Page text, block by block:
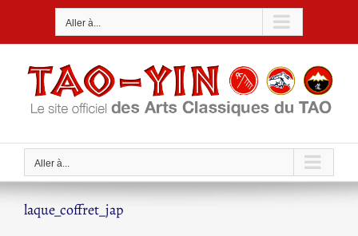
Aller à...
Aller à...
laque_coffret_jap